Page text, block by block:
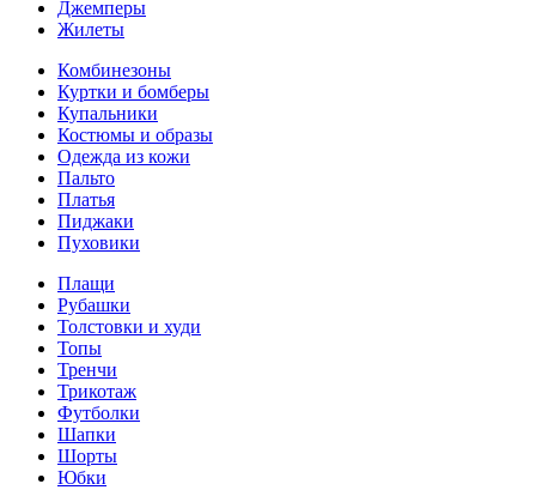
Джемперы
Жилеты
Комбинезоны
Куртки и бомберы
Купальники
Костюмы и образы
Одежда из кожи
Пальто
Платья
Пиджаки
Пуховики
Плащи
Рубашки
Толстовки и худи
Топы
Тренчи
Трикотаж
Футболки
Шапки
Шорты
Юбки